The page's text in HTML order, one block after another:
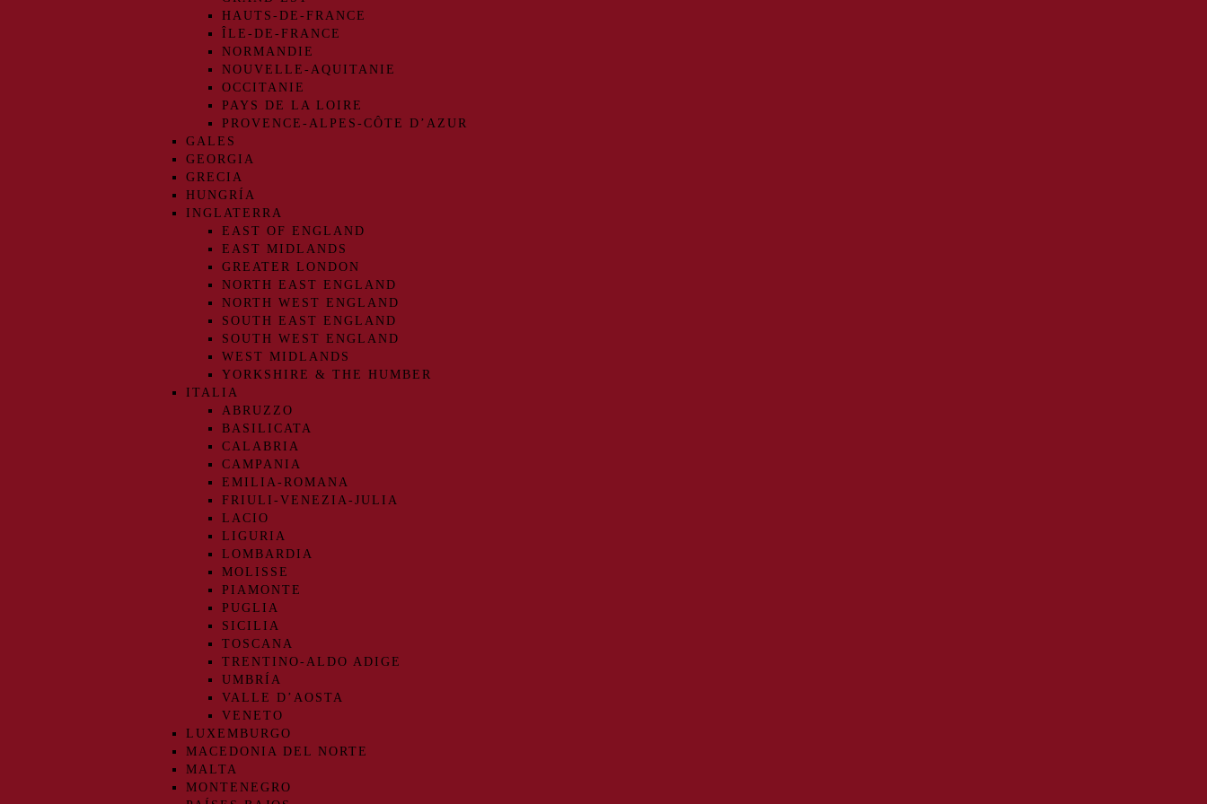
HAUTS-DE-FRANCE
ÎLE-DE-FRANCE
NORMANDIE
NOUVELLE-AQUITANIE
OCCITANIE
PAYS DE LA LOIRE
PROVENCE-ALPES-CÔTE D’AZUR
GALES
GEORGIA
GRECIA
HUNGRÍA
INGLATERRA
EAST OF ENGLAND
EAST MIDLANDS
GREATER LONDON
NORTH EAST ENGLAND
NORTH WEST ENGLAND
SOUTH EAST ENGLAND
SOUTH WEST ENGLAND
WEST MIDLANDS
YORKSHIRE & THE HUMBER
ITALIA
ABRUZZO
BASILICATA
CALABRIA
CAMPANIA
EMILIA-ROMANA
FRIULI-VENEZIA-JULIA
LACIO
LIGURIA
LOMBARDIA
MOLISSE
PIAMONTE
PUGLIA
SICILIA
TOSCANA
TRENTINO-ALDO ADIGE
UMBRÍA
VALLE D’AOSTA
VENETO
LUXEMBURGO
MACEDONIA DEL NORTE
MALTA
MONTENEGRO